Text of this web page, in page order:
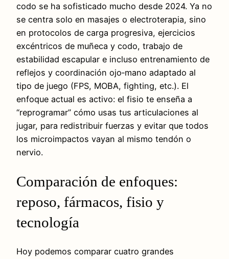
codo se ha sofisticado mucho desde 2024. Ya no
se centra solo en masajes o electroterapia, sino
en protocolos de carga progresiva, ejercicios
excéntricos de muñeca y codo, trabajo de
estabilidad escapular e incluso entrenamiento de
reflejos y coordinación ojo‑mano adaptado al
tipo de juego (FPS, MOBA, fighting, etc.). El
enfoque actual es activo: el fisio te enseña a
“reprogramar” cómo usas tus articulaciones al
jugar, para redistribuir fuerzas y evitar que todos
los microimpactos vayan al mismo tendón o
nervio.
Comparación de enfoques:
reposo, fármacos, fisio y
tecnología
Hoy podemos comparar cuatro grandes